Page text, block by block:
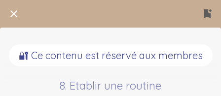
🔐 Ce contenu est réservé aux membres
8. Etablir une routine